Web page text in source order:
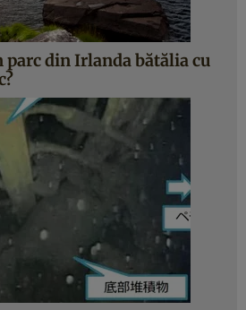
parc din Irlanda bătălia cu